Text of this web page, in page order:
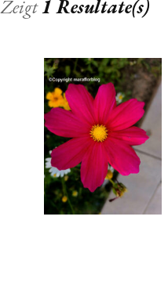
Zeigt1 Resultate(s)